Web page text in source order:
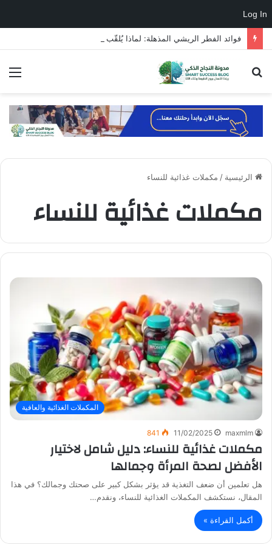
Log In
فوائد الفطر الريشي المذهلة: لماذا يُلقّب بـ”فطر الخلود”؟
الرئيسية / مكملات غذائية للنساء
مكملات غذائية للنساء
المكملات الغذائية والعافية
maxmlm
11/02/2025
841
مكملات غذائية للنساء: دليل شامل لاختيار
الأفضل لصحة المرأة وجمالها
هل تعلمين أن ضعف التغذية قد يؤثر بشكل كبير على صحتك وجمالك؟ في هذا
المقال، نستكشف المكملات الغذائية للنساء، ونقدم…
أكمل القراءة »